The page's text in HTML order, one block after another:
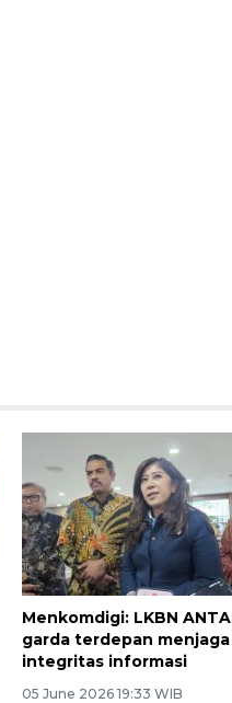
Menkomdigi: LKBN
garda terdepan menjaga
integritas informasi
05 June 2026 19:33 WIB